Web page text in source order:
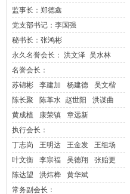
监事长： 郑德鑫
党支部书记： 李国强
秘书长： 张鸿彬
永久名誉会长： 洪文泽 吴水林
名誉会长：
苏锦彬
李建加 杨建德
吴文楷
陈长聚
陈革水 赵世阳
洪谋曲
黄成植
康荣镇
章远新
执行会长：
丁志岗
王明达 王金发
王组场
叶文衡
李宗福 吴德翔
张贻更
陈达望
洪炜桦
黄华斌
常务副会长：